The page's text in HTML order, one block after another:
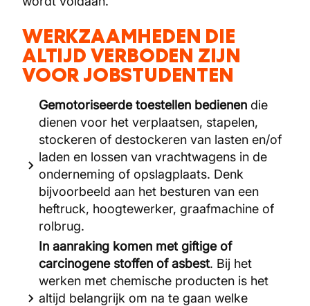
WERKZAAMHEDEN DIE
ALTIJD VERBODEN ZIJN
VOOR JOBSTUDENTEN
Gemotoriseerde toestellen bedienen die
dienen voor het verplaatsen, stapelen,
stockeren of destockeren van lasten en/of
laden en lossen van vrachtwagens in de
onderneming of opslagplaats. Denk
bijvoorbeeld aan het besturen van een
heftruck, hoogtewerker, graafmachine of
rolbrug.
In aanraking komen met giftige of
carcinogene stoffen of asbest. Bij het
werken met chemische producten is het
altijd belangrijk om na te gaan welke